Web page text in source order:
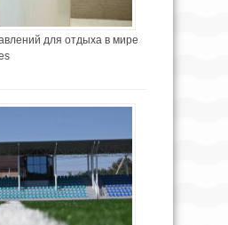
для отдыха в мире